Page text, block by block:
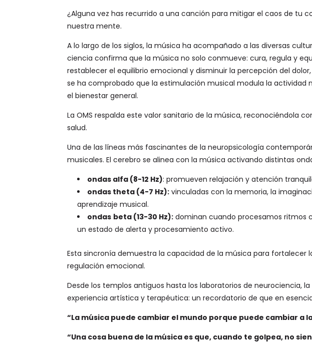
¿Alguna vez has recurrido a una canción para mitigar el caos de tu
nuestra mente.
A lo largo de los siglos, la música ha acompañado a las diversas
ciencia confirma que la música no solo conmueve: cura, regula y
restablecer el equilibrio emocional y disminuir la percepción del
se ha comprobado que la estimulación musical modula la
el bienestar general.
La OMS respalda este valor sanitario de la música, reconociéndola
salud.
Una de las líneas más fascinantes de la neuropsicología
musicales. El cerebro se alinea con la música activando distintas
ondas alfa (8-12 Hz): promueven relajación y atención
ondas theta (4-7 Hz): vinculadas con la memoria, la
aprendizaje musical.
ondas beta (13-30 Hz): dominan cuando procesamos ritmos
un estado de alerta y procesamiento activo.
Esta sincronía demuestra la capacidad de la música para
regulación emocional.
Desde los templos antiguos hasta los laboratorios de neurociencia,
experiencia artística y terapéutica: un recordatorio de que en
“La música puede cambiar el mundo porque puede cambiar a
“Una cosa buena de la música es que, cuando te golpea, no